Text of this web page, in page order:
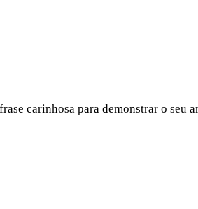
carinhosa para demonstrar o seu